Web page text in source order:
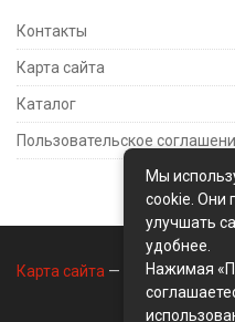
Контакты
Карта сайта
Каталог
Пользовательское
Карта сайта — Контакты—
Мы
cookie. Они
улучшать
удобнее.
Нажимая